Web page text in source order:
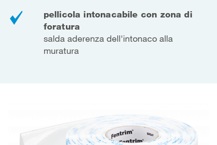
pellicola intonacabile con zona di
foratura
salda aderenza dell'intonaco alla
muratura